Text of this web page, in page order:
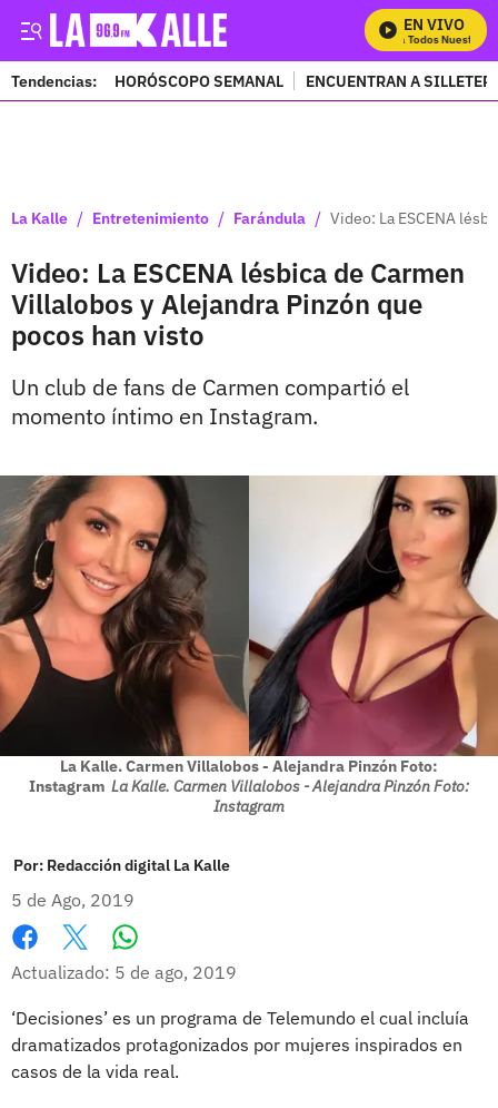
EN VIVO
Mira Todos Nuestros
Tendencias: HORÓSCOPO SEMANAL ENCUENTRAN A
La Kalle / Entretenimiento / Farándula / Video: La ESCENA
Video: La ESCENA lésbica de Carmen
Villalobos y Alejandra Pinzón que
pocos han visto
Un club de fans de Carmen compartió el
momento íntimo en Instagram.
La Kalle. Carmen Villalobos - Alejandra Pinzón Foto:
Instagram La Kalle. Carmen Villalobos - Alejandra Pinzón Foto:
Instagram
Por: Redacción digital La Kalle
5 de Ago, 2019
Facebook
X
Actualizado: 5 de ago, 2019
‘Decisiones’ es un programa de Telemundo el cual incluía
dramatizados protagonizados por mujeres inspirados en
casos de la vida real.